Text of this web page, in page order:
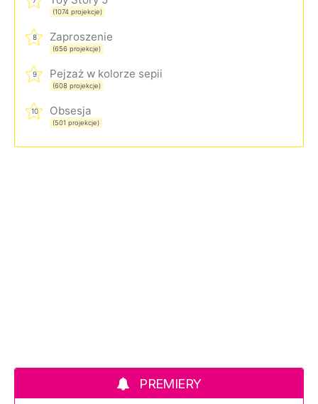
(1074 projekcje)
8 Zaproszenie
(656 projekcje)
9 Pejzaż w kolorze sepii
(608 projekcje)
10 Obsesja
(501 projekcje)
PREMIERY